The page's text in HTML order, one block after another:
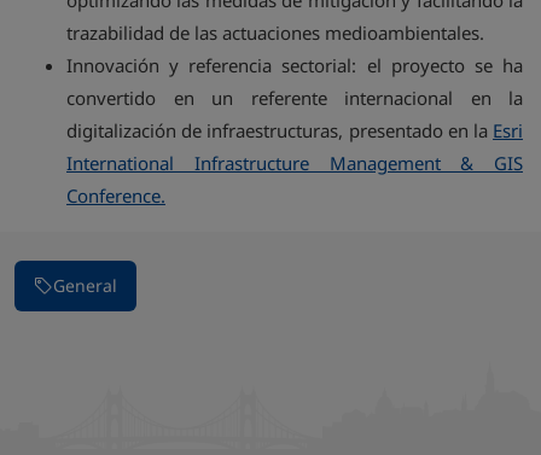
trazabilidad de las actuaciones medioambientales.
Innovación y referencia sectorial: el proyecto se ha
convertido en un referente internacional en la
digitalización de infraestructuras, presentado en la Esri
International Infrastructure Management & GIS
Conference.
General